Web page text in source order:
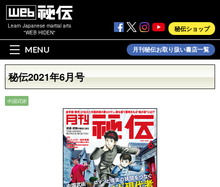
Learn Japanese martial arts
"WEB HIDEN"
秘伝ショップ
MENU 月刊秘伝お取り扱い書店一覧
秘伝2021年6月号
中国武術